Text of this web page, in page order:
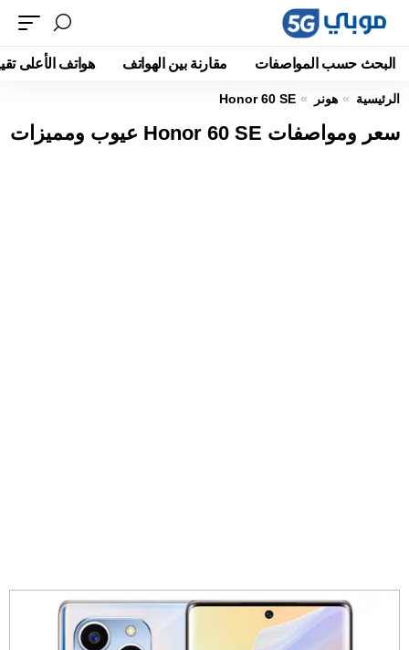
البحث حسب المواصفات مقارنة بين الهواتف هواتف الأعلى
الرئيسية هونر Honor 60 SE
سعر ومواصفات Honor 60 SE عيوب ومميزات